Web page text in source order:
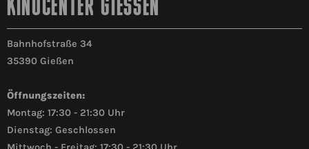
KINOCENTER GIESSEN
Bahnhofstraße 34
35390 Gießen
Öffnungszeiten:
Montag: 17:30 - 21:30 Uhr
Dienstag: Geschlossen